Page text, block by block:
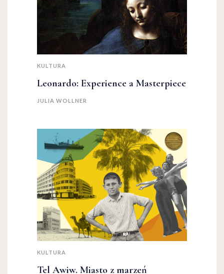
KULTURA
Leonardo: Experience a Masterpiece
JULIA WOLLNER
KULTURA
Tel Awiw. Miasto z marzeń